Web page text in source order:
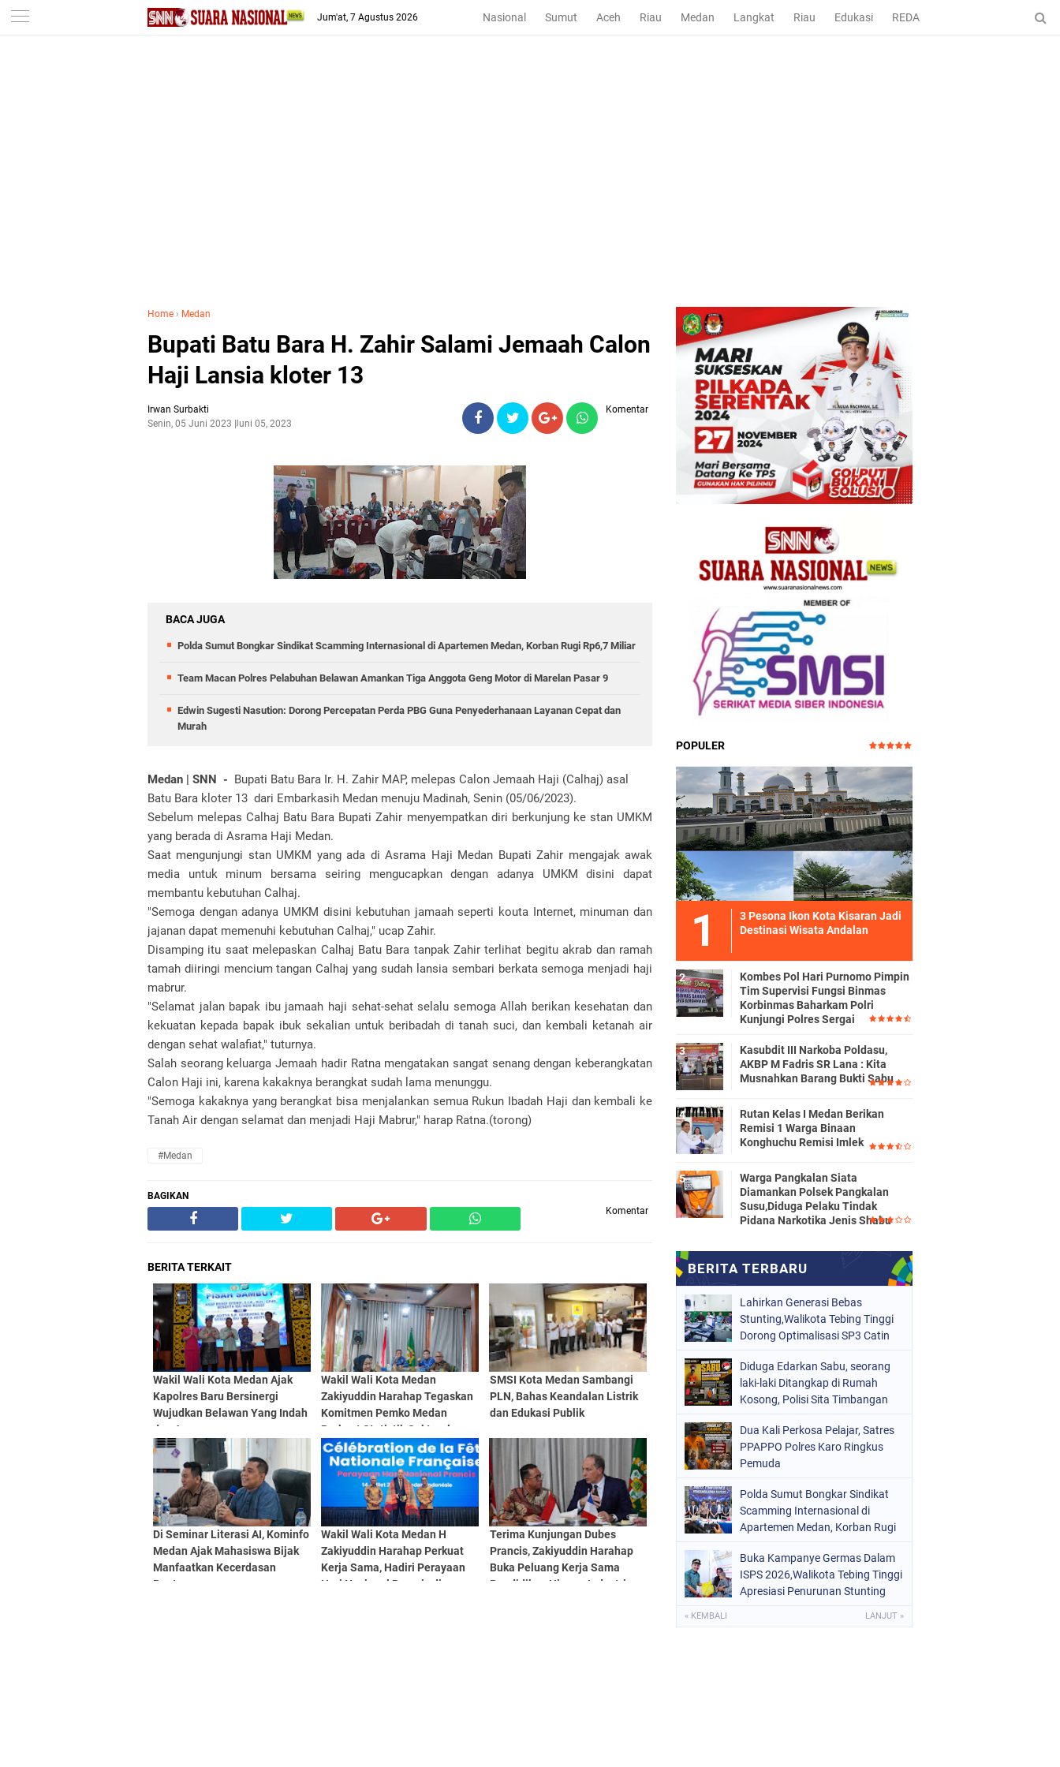
-->
Jum'at, 7 Agustus 2026 Nasional Sumut Aceh Riau Medan Langkat Riau Edukasi REDAKSI
Home › Medan
Bupati Batu Bara H. Zahir Salami Jemaah Calon
Haji Lansia kloter 13
Irwan Surbakti
Senin, 05 Juni 2023 Juni 05, 2023
Komentar
BACA JUGA
Polda Sumut Bongkar Sindikat Scamming Internasional di Apartemen Medan, Korban Rugi Rp6,7 Miliar
Team Macan Polres Pelabuhan Belawan Amankan Tiga Anggota Geng Motor di Marelan Pasar 9
Edwin Sugesti Nasution: Dorong Percepatan Perda PBG Guna Penyederhanaan Layanan Cepat dan
Murah
Medan | SNN - Bupati Batu Bara Ir. H. Zahir MAP, melepas Calon Jemaah Haji (Calhaj) asal
Batu Bara kloter 13 dari Embarkasih Medan menuju Madinah, Senin (05/06/2023).
Sebelum melepas Calhaj Batu Bara Bupati Zahir menyempatkan diri berkunjung ke stan UMKM
yang berada di Asrama Haji Medan.
Saat mengunjungi stan UMKM yang ada di Asrama Haji Medan Bupati Zahir mengajak awak
media untuk minum bersama seiring mengucapkan dengan adanya UMKM disini dapat
membantu kebutuhan Calhaj.
"Semoga dengan adanya UMKM disini kebutuhan jamaah seperti kouta Internet, minuman dan
jajanan dapat memenuhi kebutuhan Calhaj," ucap Zahir.
Disamping itu saat melepaskan Calhaj Batu Bara tanpak Zahir terlihat begitu akrab dan ramah
tamah diiringi mencium tangan Calhaj yang sudah lansia sembari berkata semoga menjadi haji
mabrur.
"Selamat jalan bapak ibu jamaah haji sehat-sehat selalu semoga Allah berikan kesehatan dan
kekuatan kepada bapak ibuk sekalian untuk beribadah di tanah suci, dan kembali ketanah air
dengan sehat walafiat," tuturnya.
Salah seorang keluarga Jemaah hadir Ratna mengatakan sangat senang dengan keberangkatan
Calon Haji ini, karena kakaknya berangkat sudah lama menunggu.
"Semoga kakaknya yang berangkat bisa menjalankan semua Rukun Ibadah Haji dan kembali ke
Tanah Air dengan selamat dan menjadi Haji Mabrur," harap Ratna.(torong)
#Medan
BAGIKAN
Komentar
BERITA TERKAIT
Wakil Wali Kota Medan Ajak
Kapolres Baru Bersinergi
Wujudkan Belawan Yang Indah
dan Aman
Wakil Wali Kota Medan
Zakiyuddin Harahap Tegaskan
Komitmen Pemko Medan
Perkuat Statistik Sektoral
Lewat EPSS
SMSI Kota Medan Sambangi
PLN, Bahas Keandalan Listrik
dan Edukasi Publik
Di Seminar Literasi AI, Kominfo
Medan Ajak Mahasiswa Bijak
Manfaatkan Kecerdasan
Buatan
Wakil Wali Kota Medan H
Zakiyuddin Harahap Perkuat
Kerja Sama, Hadiri Perayaan
Hari Nasional Prancis di
Terima Kunjungan Dubes
Prancis, Zakiyuddin Harahap
Buka Peluang Kerja Sama
Pendidikan Hingga Industri
POPULER
3 Pesona Ikon Kota Kisaran Jadi
Destinasi Wisata Andalan
Kombes Pol Hari Purnomo Pimpin
Tim Supervisi Fungsi Binmas
Korbinmas Baharkam Polri
Kunjungi Polres Sergai
Kasubdit III Narkoba Poldasu,
AKBP M Fadris SR Lana : Kita
Musnahkan Barang Bukti Sabu
Rutan Kelas I Medan Berikan
Remisi 1 Warga Binaan
Konghuchu Remisi Imlek
Warga Pangkalan Siata
Diamankan Polsek Pangkalan
Susu,Diduga Pelaku Tindak
Pidana Narkotika Jenis Shabu
Lahirkan Generasi Bebas
Stunting,Walikota Tebing Tinggi
Dorong Optimalisasi SP3 Catin
Diduga Edarkan Sabu, seorang
laki-laki Ditangkap di Rumah
Kosong, Polisi Sita Timbangan
Dua Kali Perkosa Pelajar, Satres
PPAPPO Polres Karo Ringkus
Pemuda
Polda Sumut Bongkar Sindikat
Scamming Internasional di
Apartemen Medan, Korban Rugi
Buka Kampanye Germas Dalam
ISPS 2026,Walikota Tebing Tinggi
Apresiasi Penurunan Stunting
« KEMBALI LANJUT »